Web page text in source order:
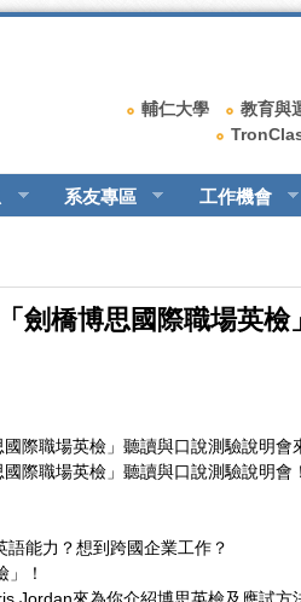
輔仁大學 教育與
系友專區 工作機會
劍橋博思國際職場英檢
際職場英檢」聽讀與口說測驗說明會
際職場英檢」聽讀與口說測驗說明會！
能力？想到跨國企業工作？
！